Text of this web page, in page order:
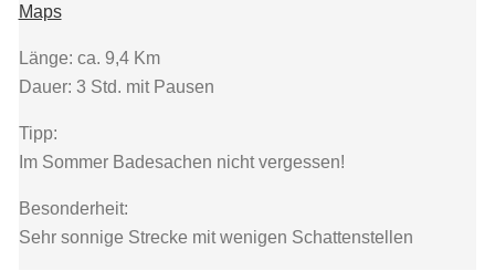
Maps
Länge: ca. 9,4 Km
Dauer: 3 Std. mit Pausen
Tipp:
Im Sommer Badesachen nicht vergessen!
Besonderheit:
Sehr sonnige Strecke mit wenigen Schattenstellen